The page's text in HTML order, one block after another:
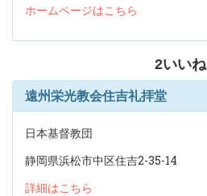
ホームページはこちら
2いいね
遠州栄光教会住吉礼拝堂
日本基督教団
静岡県浜松市中区住吉2-35-14
詳細はこちら